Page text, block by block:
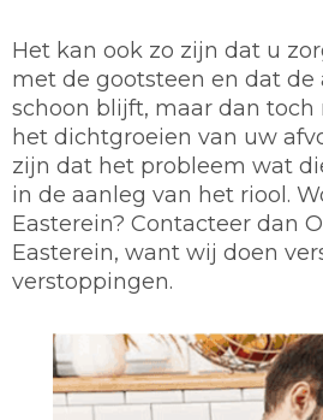
Het kan ook zo zijn dat u
met de gootsteen en dat de
schoon blijft, maar dan toch
het dichtgroeien van uw
zijn dat het probleem wat
in de aanleg van het riool.
Easterein? Contacteer dan
Easterein, want wij doen
verstoppingen.